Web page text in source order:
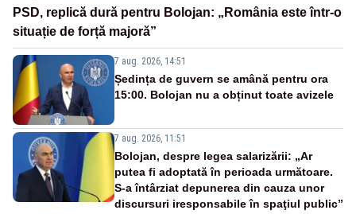
PSD, replică dură pentru Bolojan: „România este într-o
situație de forță majoră”
7 aug. 2026, 14:51
Ședința de guvern se amână pentru ora
15:00. Bolojan nu a obținut toate avizele
7 aug. 2026, 11:51
Bolojan, despre legea salarizării: „Ar
putea fi adoptată în perioada următoare.
S-a întârziat depunerea din cauza unor
discursuri iresponsabile în spaţiul public”